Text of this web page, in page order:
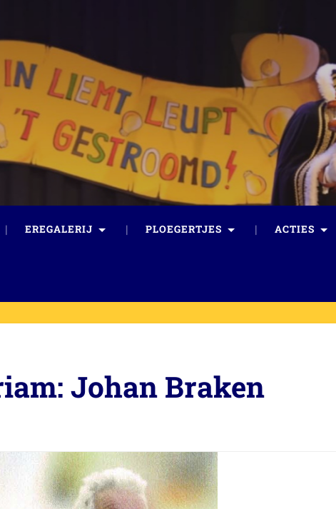
EREGALERIJ PLOEGERTJES ACTIES
Johan Braken